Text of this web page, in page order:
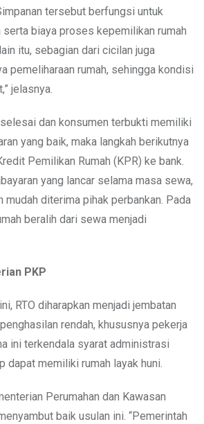
tersebut berfungsi untuk
serta biaya proses kepemilikan rumah
itu, sebagian dari cicilan juga
pemeliharaan rumah, sehingga kondisi
jelasnya.
dan konsumen terbukti memiliki
yang baik, maka langkah berikutnya
Pemilikan Rumah (KPR) ke bank.
yang lancar selama masa sewa,
mudah diterima pihak perbankan. Pada
beralih dari sewa menjadi
PKP
RTO diharapkan menjadi jembatan
rendah, khususnya pekerja
ini terkendala syarat administrasi
dapat memiliki rumah layak huni.
Perumahan dan Kawasan
baik usulan ini. “Pemerintah